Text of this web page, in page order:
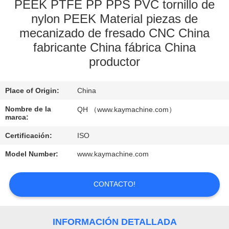
CONTROL
DE
CALIDAD
CONTACTO
NOTICIAS
SOLICITAR
UNA
COTIZACIÓN
PEEK PTFE PP PPS PVC tornillo de
nylon PEEK Material piezas de
mecanizado de fresado CNC China
fabricante China fábrica China
productor
Place of Origin: China
Nombre de la
marca:
QH （www.kaymachine.com）
Certificación: ISO
Model Number: www.kaymachine.com
CONTACTO!
INFORMACIÓN DETALLADA